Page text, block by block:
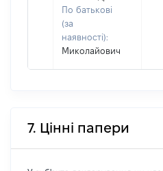
По батькові
(за
наявності):
Миколайович
7. Цінні папери